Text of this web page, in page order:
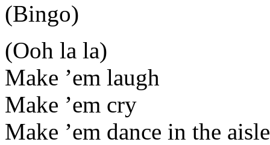
(Bingo)
(Ooh la la)
Make ’em laugh
Make ’em cry
Make ’em dance in the